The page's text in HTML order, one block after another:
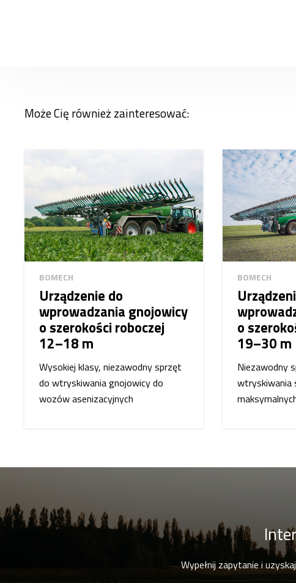
Może Cię również zainteresować:
BOMECH
Urządzenie do
wprowadzania gnojowicy
o szerokości roboczej
12–18 m
Wysokiej klasy, niezawodny sprzęt
do wtryskiwania gnojowicy do
wozów asenizacyjnych
BOMECH
o
19–30 m
Niezawodny
wtryskiwania
Wypełnij zapytanie i